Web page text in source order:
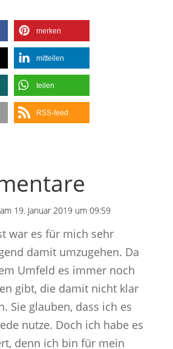
merken
mitteilen
teilen
RSS-feed
am 19. Januar 2019 um 09:59
war es für mich sehr
damit umzugehen. Da
Umfeld es immer noch
gibt, die damit nicht klar
Sie glauben, dass ich es
nutze. Doch ich habe es
denn ich bin für mein